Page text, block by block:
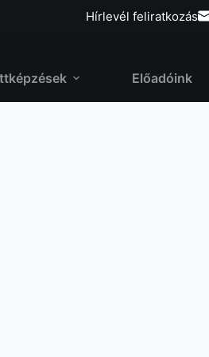
Hírlevél feliratkozás
Előadóink